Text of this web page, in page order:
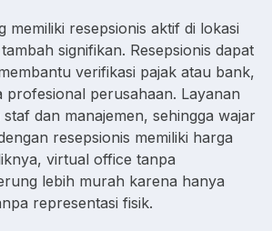
memiliki resepsionis aktif di lokasi
signifikan. Resepsionis dapat
verifikasi pajak atau bank,
profesional perusahaan. Layanan
dan manajemen, sehingga wajar
resepsionis memiliki harga
virtual office tanpa
lebih murah karena hanya
representasi fisik.